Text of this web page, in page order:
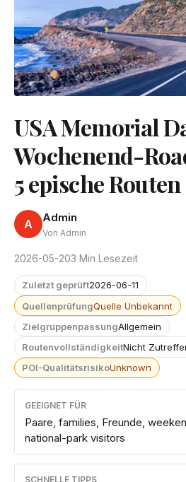
USA Memorial
Wochenend-
5 epische Routen
A Admin
Von Admin
2026-05-203 Min Lesezeit
Zuletzt geprüft2026-06-11
QuellenprüfungQuelle Unbekannt
ZielgruppenpassungAllgemein
RoutenvollständigkeitNicht
POI-QualitätsrisikoUnknown
GEEIGNET FÜR
Paare, families, Freunde,
national-park visitors
SCHNELLE TIPPS